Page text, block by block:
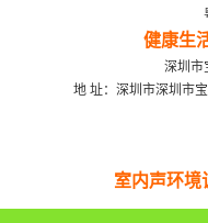
健康生
深圳市
地 址：深圳市深圳市
室内声环境